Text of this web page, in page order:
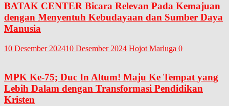
BATAK CENTER Bicara Relevan Pada Kemajuan
dengan Menyentuh Kebudayaan dan Sumber Daya
Manusia
10 Desember 202410 Desember 2024 Hojot Marluga 0
MPK Ke-75; Duc In Altum! Maju Ke Tempat yang
Lebih Dalam dengan Transformasi Pendidikan
Kristen